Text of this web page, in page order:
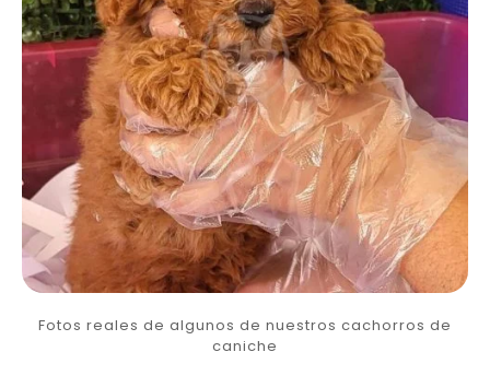
Fotos reales de algunos de nuestros cachorros de
caniche